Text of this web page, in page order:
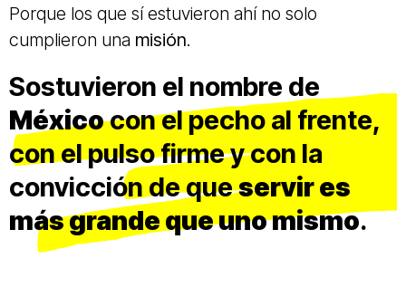
Porque los que sí estuvieron ahí no solo
cumplieron una misión.
Sostuvieron el nombre de
Méxicocon el pecho al frente,
con el pulso firme y con la
convicción de queservir es
más grande que uno mismo.